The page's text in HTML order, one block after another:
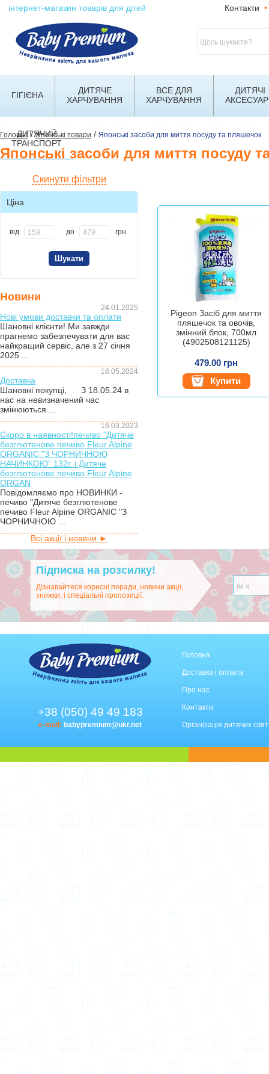
інтернет-магазин товарів для дітей Контакти •
ГІГІЄНА
ДИТЯЧЕ
ХАРЧУВАННЯ
ВСЕ ДЛЯ
ХАРЧУВАННЯ
ДИТЯЧІ
ДИТЯЧИЙ
ТРАНСПОРТ
Головна/Японські товари / Японські засоби для миття посуду та пляшечок
Японські засоби для миття посуду
Скинути фільтри
Ціна
від до грн
Новини
24.01.2025
Нові умови доставки та оплати
Шановні клієнти! Ми завжди
прагнемо забезпечувати для вас
найкращий сервіс, але з 27 січня
2025 ...
18.05.2024
Доставка
Шановні покупці, З 18.05.24 в
нас на невизначений час
змінюються ...
16.03.2023
Скоро в наявності!печиво "Дитяче
безглютенове печиво Fleur Alpine
ORGANIC "З ЧОРНИЧНОЮ
НАЧИНКОЮ" 132г. і Дитяче
безглютенове печиво Fleur Alpine
ORGAN
Повідомляємо про НОВИНКИ -
печиво "Дитяче безглютенове
печиво Fleur Alpine ORGANIC "З
ЧОРНИЧНОЮ ...
Всі акції і новини ►
Pigeon Засіб для миття
пляшечок та овочів,
змінний блок, 700мл
(4902508121125)
479.00 грн
Купити
Підписка на розсилку!
Дізнавайтеся корисні поради, новини акції,
знижки, і спеціальні пропозиції.
+38 (050) 49 49 183
e-mail: babypremium@ukr.net
Головна
Доставка і оплата
Про нас
Контакти
Організація дитячих свят